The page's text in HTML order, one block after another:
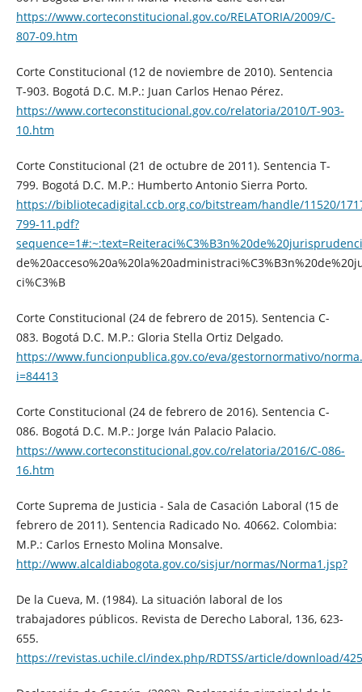
https://www.corteconstitucional.gov.co/RELATORIA/2009/C-
807-09.htm
Corte Constitucional (12 de noviembre de 2010). Sentencia
T-903. Bogotá D.C. M.P.: Juan Carlos Henao Pérez.
https://www.corteconstitucional.gov.co/relatoria/2010/T-903-
10.htm
Corte Constitucional (21 de octubre de 2011). Sentencia T-
799. Bogotá D.C. M.P.: Humberto Antonio Sierra Porto.
https://bibliotecadigital.ccb.org.co/bitstream/handle/11520/
799-11.pdf?
ci%C3%B
Corte Constitucional (24 de febrero de 2015). Sentencia C-
083. Bogotá D.C. M.P.: Gloria Stella Ortiz Delgado.
https://www.funcionpublica.gov.co/eva/gestornormativo/
i=84413
Corte Constitucional (24 de febrero de 2016). Sentencia C-
086. Bogotá D.C. M.P.: Jorge Iván Palacio Palacio.
https://www.corteconstitucional.gov.co/relatoria/2016/C-086-
16.htm
Corte Suprema de Justicia - Sala de Casación Laboral (15 de
febrero de 2011). Sentencia Radicado No. 40662. Colombia:
M.P.: Carlos Ernesto Molina Monsalve.
http://www.alcaldiabogota.gov.co/sisjur/normas/Norma1.jsp?
De la Cueva, M. (1984). La situación laboral de los
trabajadores públicos. Revista de Derecho Laboral, 136, 623-
655.
https://revistas.uchile.cl/index.php/RDTSS/article/download/